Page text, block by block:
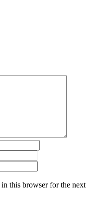
this browser for the next